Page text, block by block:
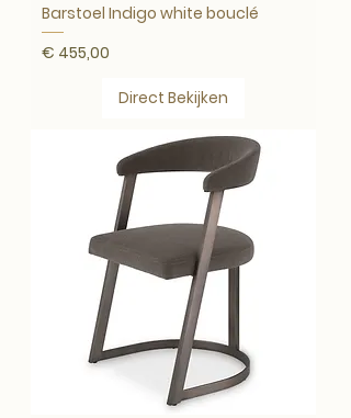
Barstoel Indigo white bouclé
Prijs
€ 455,00
Direct Bekijken